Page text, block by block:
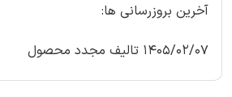
آخرین بروزرسانی ها:
1405/02/07 تالیف مجدد محصول